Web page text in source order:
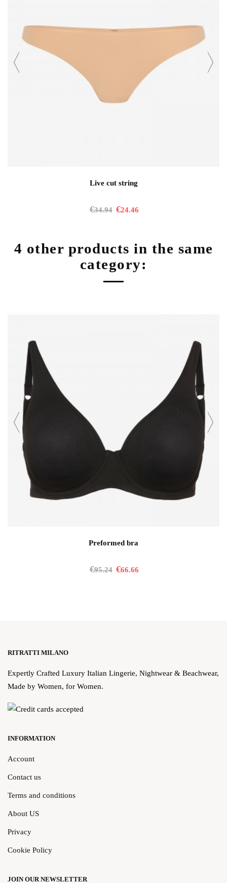
Live cut string
€34.94 €24.46
4 other products in the same
category:
Preformed bra
€95.24 €66.66
RITRATTI MILANO
Expertly Crafted Luxury Italian Lingerie, Nightwear & Beachwear,
Made by Women, for Women.
INFORMATION
Account
Contact us
Terms and conditions
About US
Privacy
Cookie Policy
JOIN OUR NEWSLETTER